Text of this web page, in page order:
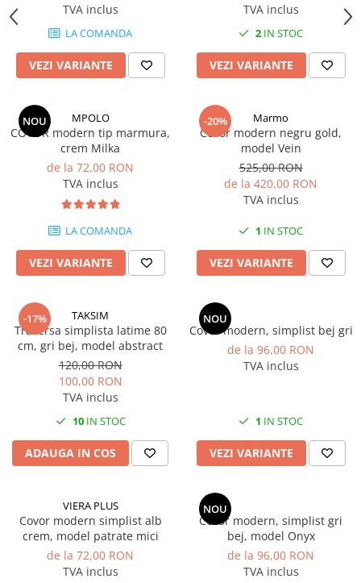
TVA inclus
LA COMANDA
VEZI VARIANTE
TVA inclus
2 IN STOC
VEZI VARIANTE
NOU MPOLO
COVOR modern tip marmura,
crem Milka
de la 72,00 RON
TVA inclus
LA COMANDA
VEZI VARIANTE
-20% Marmo
Covor modern negru gold,
model Vein
525,00 RON
de la 420,00 RON
TVA inclus
1 IN STOC
VEZI VARIANTE
-17% TAKSIM
Traversa simplista latime 80
cm, gri bej, model abstract
120,00 RON
100,00 RON
TVA inclus
10IN STOC
ADAUGA IN COS
NOU
Covor modern, simplist bej gri
de la 96,00 RON
TVA inclus
1 IN STOC
VEZI VARIANTE
VIERA PLUS
Covor modern simplist alb
crem, model patrate mici
de la 72,00 RON
TVA inclus
NOU
Covor modern, simplist gri
bej, model Onyx
de la 96,00 RON
TVA inclus